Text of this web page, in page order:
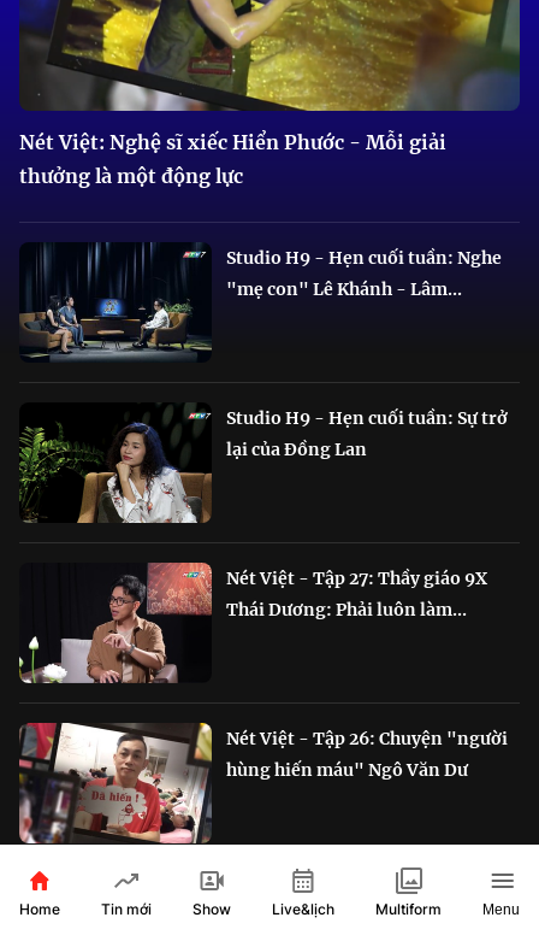
Nét Việt: Nghệ sĩ xiếc Hiển Phước - Mỗi giải
thưởng là một động lực
Studio H9 - Hẹn cuối tuần: Nghe
"mẹ con" Lê Khánh - Lâm...
Studio H9 - Hẹn cuối tuần: Sự trở
lại của Đồng Lan
Nét Việt - Tập 27: Thầy giáo 9X
Thái Dương: Phải luôn làm...
Nét Việt - Tập 26: Chuyện "người
hùng hiến máu" Ngô Văn Dư
RADIO ĐẶC SẮC
Home Tin mới Show Live&lịch Multiform Menu